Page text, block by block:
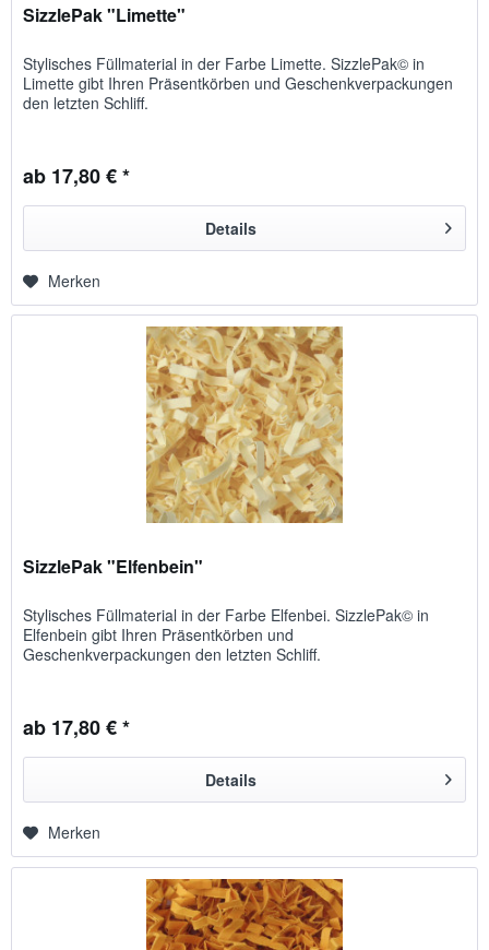
SizzlePak "Limette"
Stylisches Füllmaterial in der Farbe Limette. SizzlePak© in
Limette gibt Ihren Präsentkörben und Geschenkverpackungen
den letzten Schliff.
ab 17,80 € *
Details
Merken
SizzlePak "Elfenbein"
Stylisches Füllmaterial in der Farbe Elfenbei. SizzlePak© in
Elfenbein gibt Ihren Präsentkörben und
Geschenkverpackungen den letzten Schliff.
ab 17,80 € *
Details
Merken